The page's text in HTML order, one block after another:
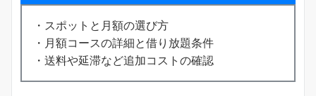
・スポットと月額の選び方
・月額コースの詳細と借り放題条件
・送料や延滞など追加コストの確認